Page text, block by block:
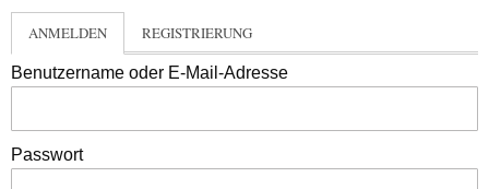
ANMELDEN REGISTRIERUNG
Benutzername oder E-Mail-Adresse
Passwort